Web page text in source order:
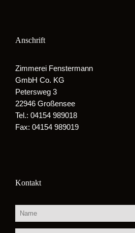
Anschrift
Zimmerei Fenstermann
GmbH Co. KG
Petersweg 3
22946 Großensee
Tel.: 04154 989018
Fax: 04154 989019
Kontakt